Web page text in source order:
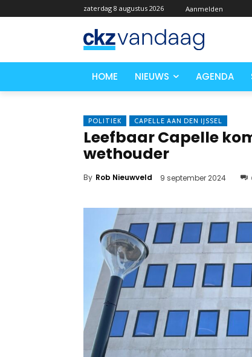
zaterdag 8 augustus 2026 Aanmelden
HOME NIEUWS AGENDA
POLITIEK CAPELLE AAN DEN IJSSEL
Leefbaar Capelle
wethouder
By Rob Nieuwveld 9 september 2024